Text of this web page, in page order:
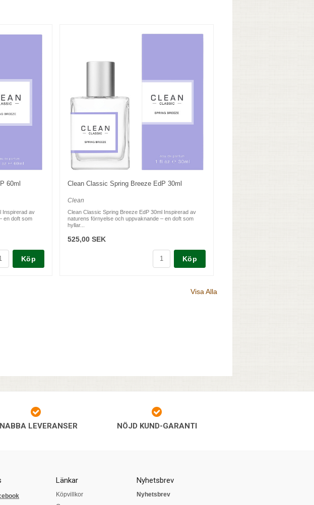
60ml
Inspirerad av
en doft som
Köp
Clean Classic Spring Breeze EdP 30ml
Clean
Clean Classic Spring Breeze EdP 30ml Inspirerad av
naturens förnyelse och uppvaknande – en doft som
hyllar...
525,00 SEK
Köp
Visa Alla
LEVERANSER NÖJD KUND-GARANTI
Länkar
Köpvillkor
Nyhetsbrev
Nyhetsbrev